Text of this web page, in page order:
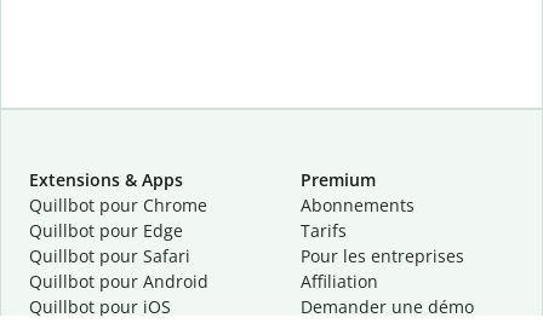
Extensions & Apps
Quillbot pour Chrome
Quillbot pour Edge
Quillbot pour Safari
Quillbot pour Android
Quillbot pour iOS
Premium
Abonnements
Tarifs
Pour les entreprises
Affiliation
Demander une démo